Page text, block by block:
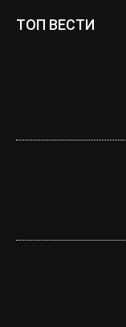
ТОП ВЕСТИ